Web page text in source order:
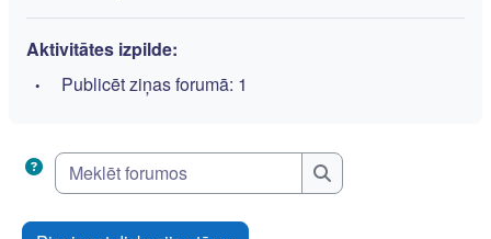
Aktivitātes izpilde:
Publicēt ziņas forumā: 1
Meklēt forumos
Meklēt forumos